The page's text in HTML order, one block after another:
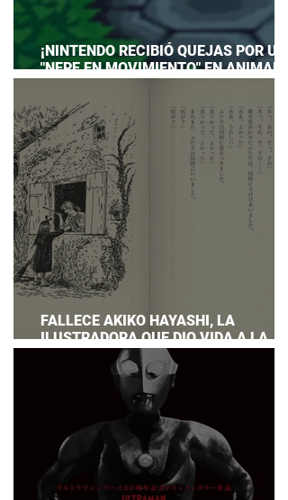
¡NINTENDO RECIBIÓ QUEJAS POR UN
"NEPE EN MOVIMIENTO" EN ANIMAL
PREPARAR UNA RESPUESTA OFICIAL!
FALLECE AKIKO HAYASHI, LA
ILUSTRADORA QUE DIO VIDA A LA
NOVELA ORIGINAL DE KIKI'S DELIVERY